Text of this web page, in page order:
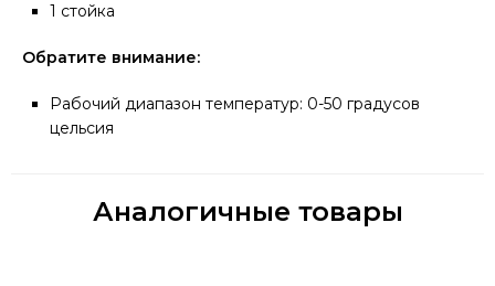
1 стойка
Обратите внимание:
Рабочий диапазон температур: 0-50 градусов
цельсия
Аналогичные товары